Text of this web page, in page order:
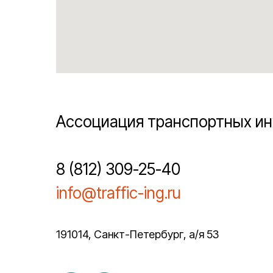
Ассоциация транспортных
8 (812) 309-25-40
info@traffic-ing.ru
191014, Санкт-Петербург, а/я 53